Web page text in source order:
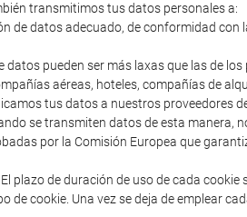
transmitimos tus datos personales a:
de datos adecuado, de conformidad con
pueden ser más laxas que las de
aéreas, hoteles, compañías de
tus datos a nuestros proveedores
se transmiten datos de esta manera,
por la Comisión Europea que
El plazo de duración de uso de cada
cookie. Una vez se deja de emplear